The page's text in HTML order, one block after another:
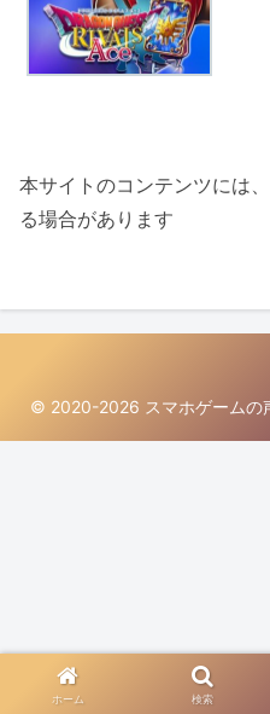
本サイトのコンテンツには
る場合があります
© 2020-2026 スマホゲームの
ホーム 検索